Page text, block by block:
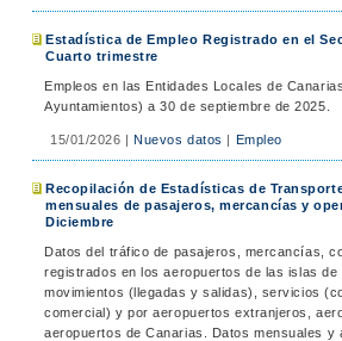
Estadística de Empleo Registrado en el
Cuarto trimestre
Empleos en las Entidades Locales de
Ayuntamientos) a 30 de septiembre de 2025.
15/01/2026 |Nuevos datos | Empleo
Recopilación de Estadísticas de
mensuales de pasajeros, mercancías y
Diciembre
Datos del tráfico de pasajeros, mercancías,
registrados en los aeropuertos de las islas de
movimientos (llegadas y salidas), servicios
comercial) y por aeropuertos extranjeros,
aeropuertos de Canarias. Datos mensuales y